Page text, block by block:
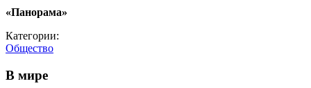
«Панорама»
Категории:
Общество
В мире